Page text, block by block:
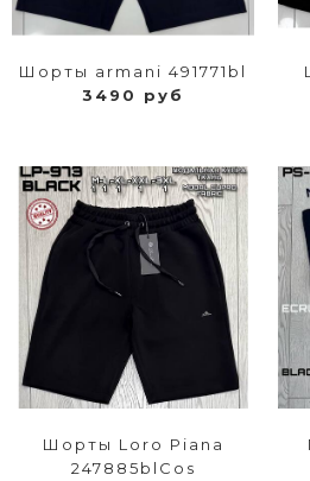
Шорты armani 491771bl
3490 руб
Шорты Loro Piana
247885blCos